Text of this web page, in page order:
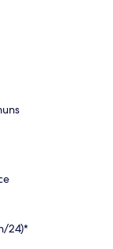
24)*